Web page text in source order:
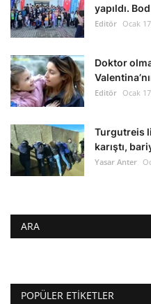
yapıldı.
Editör Ocak
Doktor
Editör Ocak
Turgutreis
karıştı,
Yasar Anter
ARA
POPÜLER ETIKETLER